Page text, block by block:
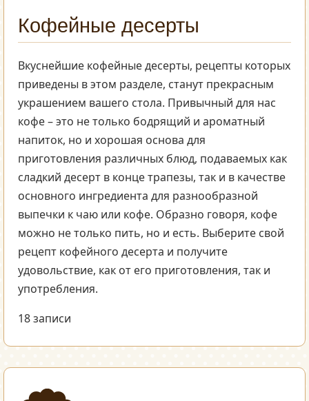
Кофейные десерты
Вкуснейшие кофейные десерты, рецепты которых
приведены в этом разделе, станут прекрасным
украшением вашего стола. Привычный для нас
кофе – это не только бодрящий и ароматный
напиток, но и хорошая основа для
приготовления различных блюд, подаваемых как
сладкий десерт в конце трапезы, так и в качестве
основного ингредиента для разнообразной
выпечки к чаю или кофе. Образно говоря, кофе
можно не только пить, но и есть. Выберите свой
рецепт кофейного десерта и получите
удовольствие, как от его приготовления, так и
употребления.
18 записи